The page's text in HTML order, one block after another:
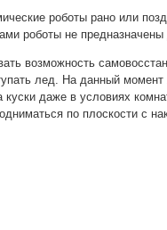
роботы рано или
роботы не
возможность
лед. На данный момент
куски даже в условиях
по плоскости с